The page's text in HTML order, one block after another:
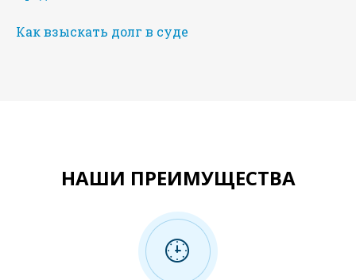
Как взыскать долг в суде
НАШИ ПРЕИМУЩЕСТВА